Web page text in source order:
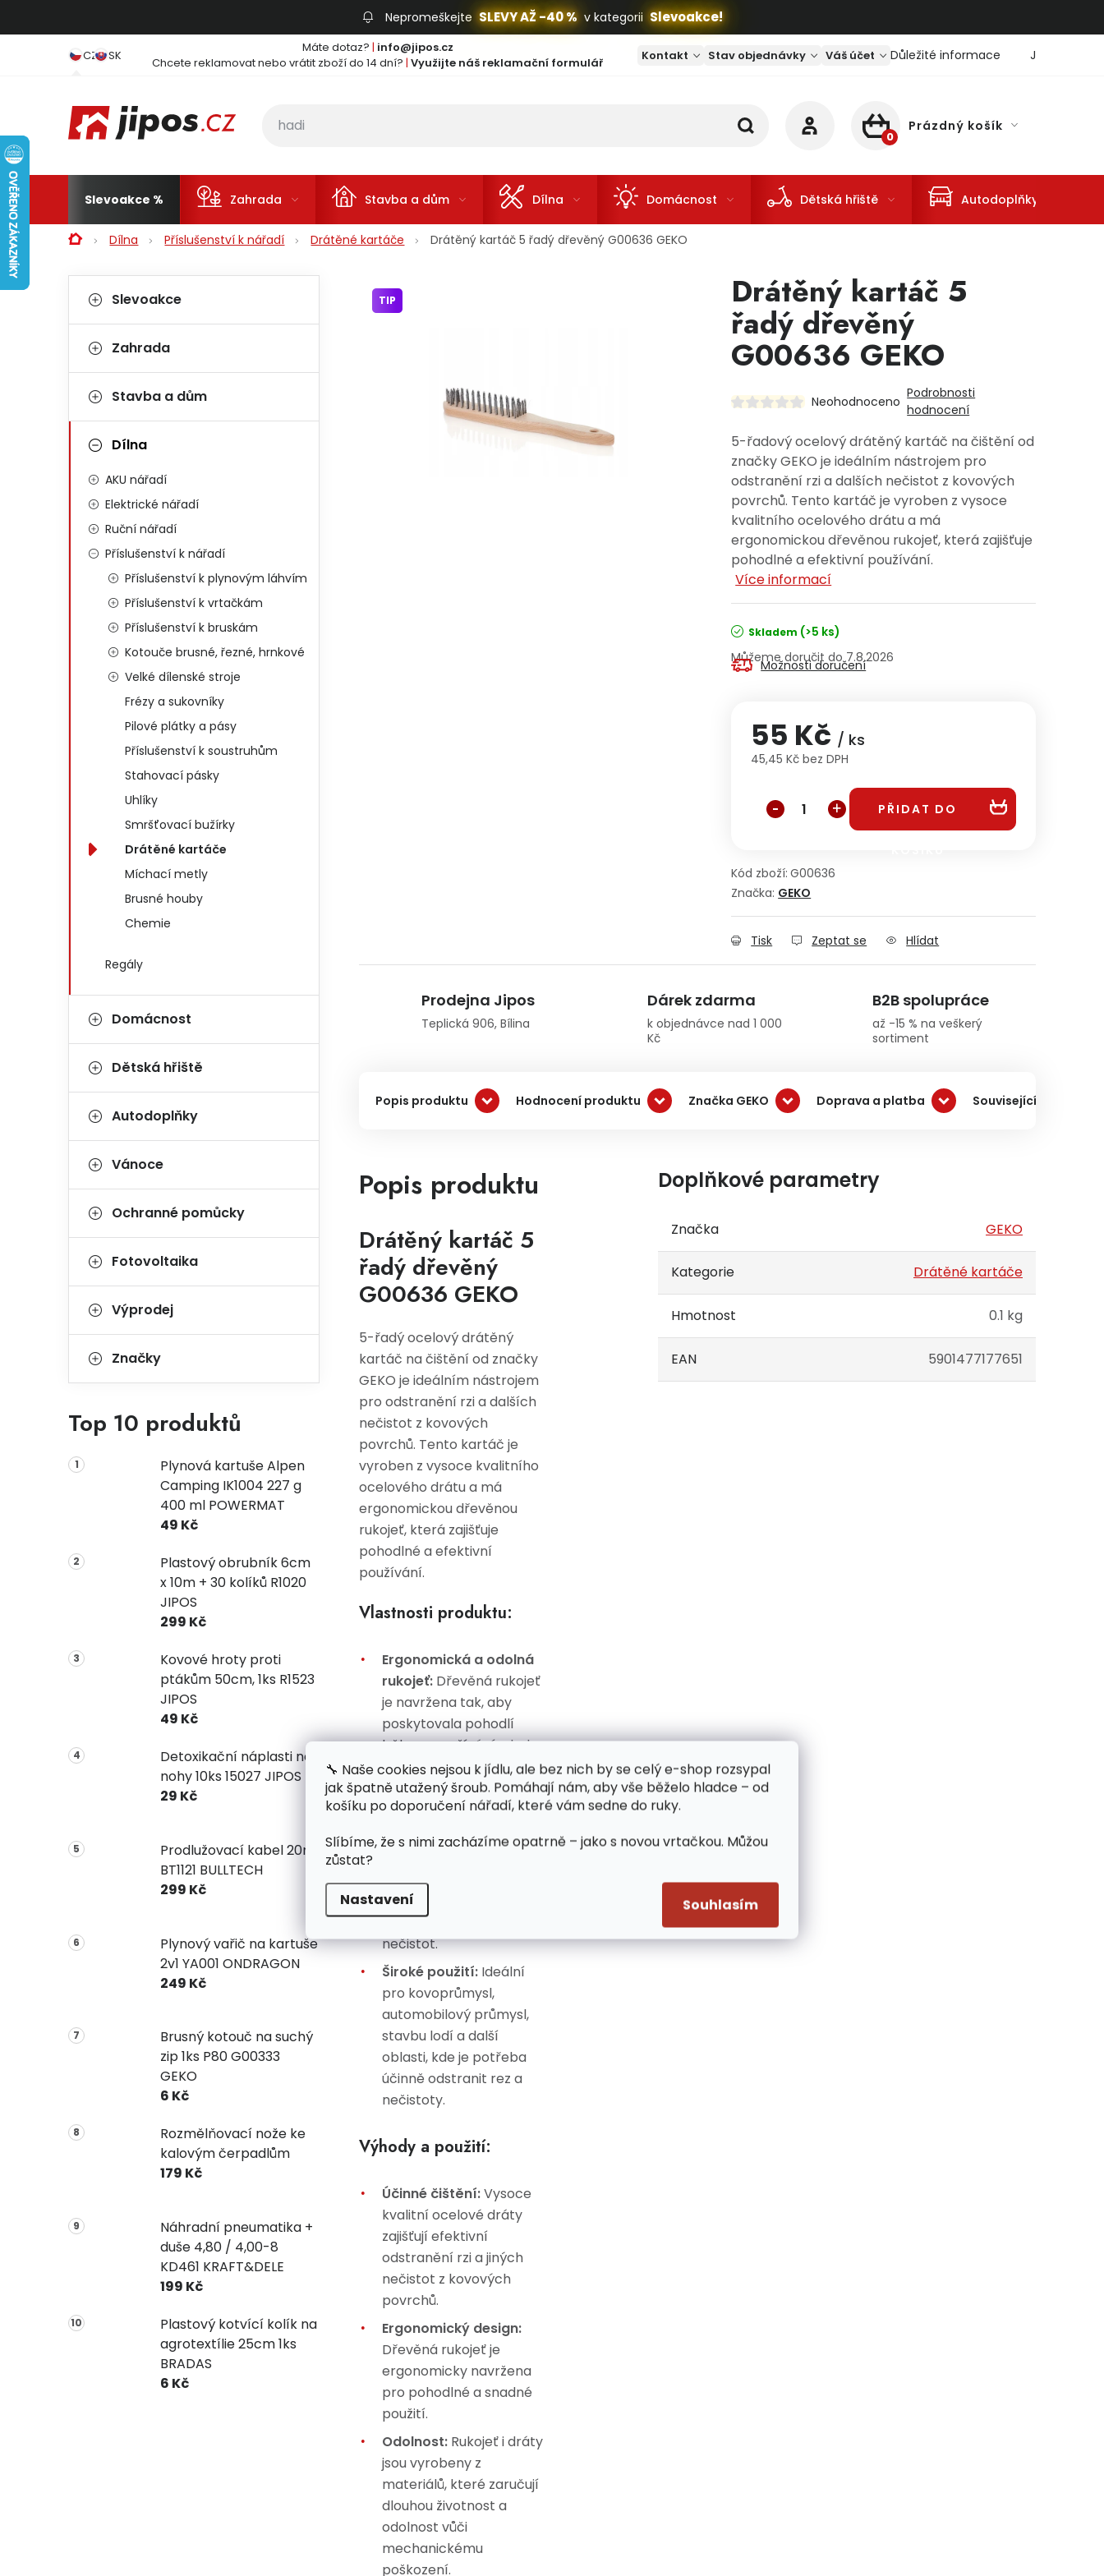
🔧 Naše cookies nejsou k jídlu, ale bez nich by se celý e-shop rozsypal
jak špatně utažený šroub. Pomáhají nám, aby vše běželo hladce – od
košíku po doporučení nářadí, které vám sedne do ruky.
Slíbíme, že s nimi zacházíme opatrně – jako s novou vrtačkou. Můžou
zůstat?
Nastavení Souhlasím
Nepromeškejte SLEVY AŽ -40 % v kategorii Slevoakce!
CZ SK Máte dotaz? | info@jipos.cz
Chcete reklamovat nebo vrátit zboží do 14 dní? | Využijte náš reklamační formulář Kontakt Stav objednávky Váš účet Důležité informace Jaký je
NÁKUPNÍ KOŠÍK
Prázdný košík
Slevoakce Zahrada Stavba a dům Dílna Domácnost Dětská hřiště Autodoplňky
DomůDílna Příslušenství k nářadí Drátěné kartáče Drátěný kartáč 5 řadý dřevěný G00636 GEKO
Postranní panel
Kategorie
Slevoakce
Zahrada
Stavba a dům
Dílna
AKU nářadí
Elektrické nářadí
Ruční nářadí
Příslušenství k nářadí
Příslušenství k plynovým láhvím
Příslušenství k vrtačkám
Příslušenství k bruskám
Kotouče brusné, řezné, hrnkové
Velké dílenské stroje
Frézy a sukovníky
Pilové plátky a pásy
Příslušenství k soustruhům
Stahovací pásky
Uhlíky
Smršťovací bužírky
Drátěné kartáče
Míchací metly
Brusné houby
Chemie
Regály
Domácnost
Dětská hřiště
Autodoplňky
Vánoce
Ochranné pomůcky
Fotovoltaika
Výprodej
Značky
Top 10 produktů
Plynová kartuše Alpen
Camping IK1004 227 g
400 ml POWERMAT
49 Kč
Plastový obrubník 6cm
x 10m + 30 kolíků R1020
JIPOS
299 Kč
Kovové hroty proti
ptákům 50cm, 1ks R1523
JIPOS
49 Kč
Detoxikační náplasti na
nohy 10ks 15027 JIPOS
29 Kč
Prodlužovací kabel 20m
BT1121 BULLTECH
299 Kč
Plynový vařič na kartuše
2v1 YA001 ONDRAGON
249 Kč
Brusný kotouč na suchý
zip 1ks P80 G00333
GEKO
6 Kč
Rozmělňovací nože ke
kalovým čerpadlům
179 Kč
Náhradní pneumatika +
duše 4,80 / 4,00-8
KD461 KRAFT&DELE
199 Kč
Plastový kotvící kolík na
agrotextílie 25cm 1ks
BRADAS
6 Kč
Drátěný kartáč 5
řadý dřevěný
G00636 GEKO
Neohodnoceno
Podrobnosti
hodnocení
5-řadový ocelový drátěný kartáč na čištění od
značky GEKO je ideálním nástrojem pro
odstranění rzi a dalších nečistot z kovových
povrchů. Tento kartáč je vyroben z vysoce
kvalitního ocelového drátu a má
ergonomickou dřevěnou rukojeť, která zajišťuje
pohodlné a efektivní používání.
Více informací
Skladem (>5 ks)
7.8.2026
Možnosti doručení
55 Kč / ks
45,45 Kč bez DPH
PŘIDAT DO
Kód zboží: G00636
Značka: GEKO
Tisk Zeptat se Hlídat
TIP
Prodejna Jipos
Teplická 906, Bílina
Dárek zdarma
k objednávce nad 1 000
Kč
B2B spolupráce
až -15 % na veškerý
sortiment
Popis produktu Hodnocení produktu Značka GEKO Doprava a platba Související produkty
Popis produktu
Drátěný kartáč 5
řadý dřevěný
G00636 GEKO
5-řadý ocelový drátěný
kartáč na čištění od značky
GEKO je ideálním nástrojem
pro odstranění rzi a dalších
nečistot z kovových
povrchů. Tento kartáč je
vyroben z vysoce kvalitního
ocelového drátu a má
ergonomickou dřevěnou
rukojeť, která zajišťuje
pohodlné a efektivní
používání.
Vlastnosti produktu:
Ergonomická a odolná
rukojeť: Dřevěná rukojeť
je navržena tak, aby
poskytovala pohodlí
během používání a byla
vysoce odolná proti
mechanickému
poškození.
Vysoce kvalitní ocelové
pět řad drátů, které jsou
efektivní při
odstraňování rzi a
nečistot.
Široké použití: Ideální
pro kovoprůmysl,
automobilový průmysl,
stavbu lodí a další
oblasti, kde je potřeba
účinně odstranit rez a
nečistoty.
Výhody a použití:
Účinné čištění:Vysoce
kvalitní ocelové dráty
zajišťují efektivní
odstranění rzi a jiných
nečistot z kovových
povrchů.
Ergonomický design:
Dřevěná rukojeť je
ergonomicky navržena
pro pohodlné a snadné
použití.
Odolnost: Rukojeť i dráty
jsou vyrobeny z
materiálů, které zaručují
dlouhou životnost a
odolnost vůči
mechanickému
poškození.
Doplňkové parametry
Značka GEKO
Kategorie Drátěné kartáče
Hmotnost 0.1 kg
EAN 5901477177651